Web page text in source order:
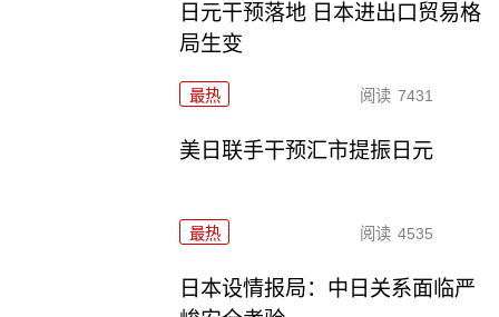
日元干预落地 日本进出口贸易格
局生变
最热 阅读 7431
美日联手干预汇市提振日元
最热 阅读 4535
日本设情报局：中日关系面临严